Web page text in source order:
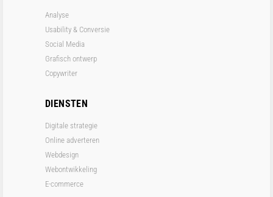
Analyse
Usability & Conversie
Social Media
Grafisch ontwerp
Copywriter
DIENSTEN
Digitale strategie
Online adverteren
Webdesign
Webontwikkeling
E-commerce